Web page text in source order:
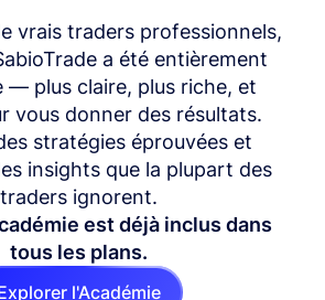
vrais traders professionnels,
a été entièrement
— plus claire, plus riche, et
vous donner des résultats.
stratégies éprouvées et
insights que la plupart des
traders ignorent.
est déjà inclus dans
tous les plans.
l'Académie